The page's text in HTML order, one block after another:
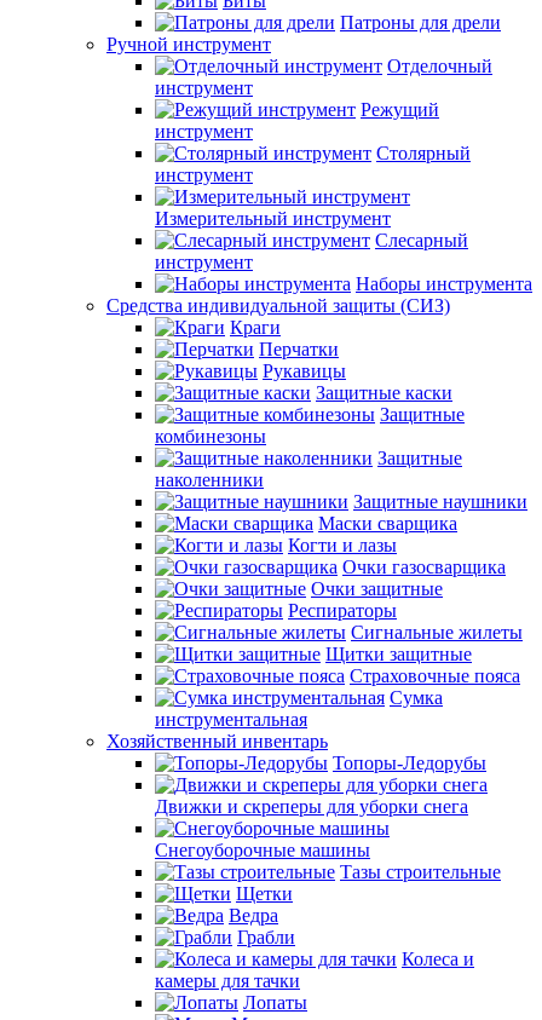
Патроны для дрели
Ручной инструмент
Отделочный
инструмент
Режущий
инструмент
Столярный
инструмент
Измерительный инструмент
Слесарный
инструмент
Наборы инструмента
Средства индивидуальной защиты (СИЗ)
Краги
Перчатки
Рукавицы
Защитные каски
Защитные
комбинезоны
Защитные
наколенники
Защитные наушники
Маски сварщика
Когти и лазы
Очки газосварщика
Очки защитные
Респираторы
Сигнальные жилеты
Щитки защитные
Страховочные пояса
Сумка
инструментальная
Хозяйственный инвентарь
Топоры-Ледорубы
Движки и скреперы для уборки снега
Снегоуборочные машины
Тазы строительные
Щетки
Ведра
Грабли
Колеса и
камеры для тачки
Лопаты